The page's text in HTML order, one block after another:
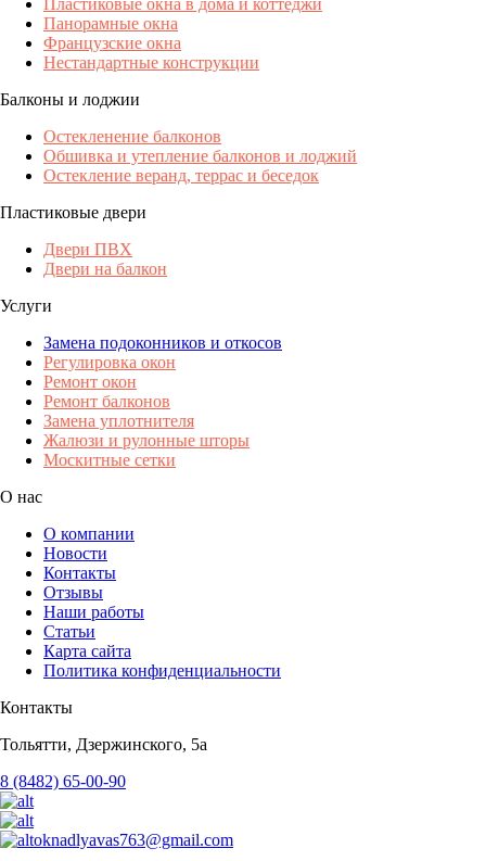
Панорамные окна
Французские окна
Нестандартные конструкции
Балконы и лоджии
Остекленение балконов
Обшивка и утепление балконов и лоджий
Остекление веранд, террас и беседок
Пластиковые двери
Двери ПВХ
Двери на балкон
Услуги
Замена подоконников и откосов
Регулировка окон
Ремонт окон
Ремонт балконов
Замена уплотнителя
Жалюзи и рулонные шторы
Москитные сетки
О нас
О компании
Новости
Контакты
Отзывы
Наши работы
Статьи
Карта сайта
Политика конфиденциальности
Контакты
Тольятти, Дзержинского, 5а
8 (8482) 65-00-90
oknadlyavas763@gmail.com